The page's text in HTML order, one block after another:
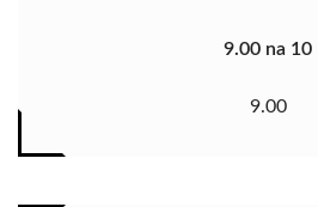
9.00 na 10
9.00